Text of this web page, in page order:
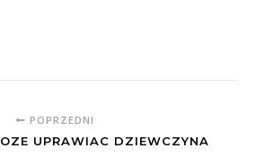
POPRZEDNI
UPRAWIAC DZIEWCZYNA